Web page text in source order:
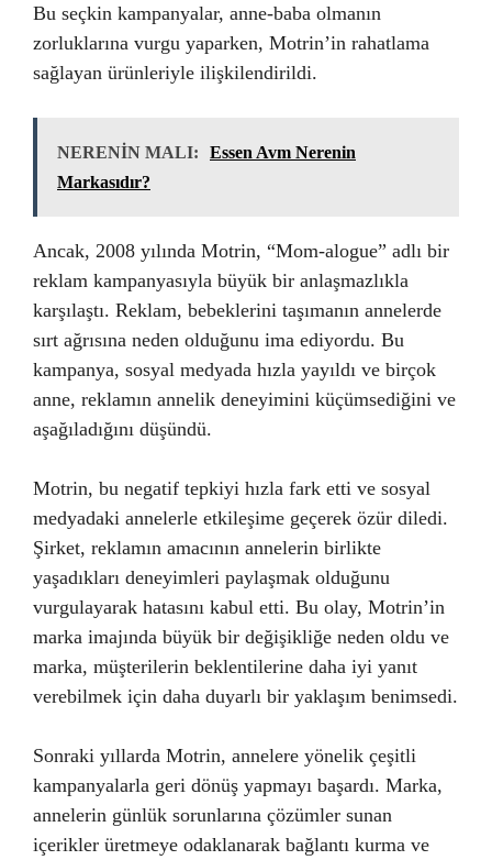
Bu seçkin kampanyalar, anne-baba olmanın
zorluklarına vurgu yaparken, Motrin’in rahatlama
sağlayan ürünleriyle ilişkilendirildi.
NERENİN MALI:
Essen Avm Nerenin
Markasıdır?
Ancak, 2008 yılında Motrin, “Mom-alogue” adlı bir
reklam kampanyasıyla büyük bir anlaşmazlıkla
karşılaştı. Reklam, bebeklerini taşımanın annelerde
sırt ağrısına neden olduğunu ima ediyordu. Bu
kampanya, sosyal medyada hızla yayıldı ve birçok
anne, reklamın annelik deneyimini küçümsediğini ve
aşağıladığını düşündü.
Motrin, bu negatif tepkiyi hızla fark etti ve sosyal
medyadaki annelerle etkileşime geçerek özür diledi.
Şirket, reklamın amacının annelerin birlikte
yaşadıkları deneyimleri paylaşmak olduğunu
vurgulayarak hatasını kabul etti. Bu olay, Motrin’in
marka imajında büyük bir değişikliğe neden oldu ve
marka, müşterilerin beklentilerine daha iyi yanıt
verebilmek için daha duyarlı bir yaklaşım benimsedi.
Sonraki yıllarda Motrin, annelere yönelik çeşitli
kampanyalarla geri dönüş yapmayı başardı. Marka,
annelerin günlük sorunlarına çözümler sunan
içerikler üretmeye odaklanarak bağlantı kurma ve